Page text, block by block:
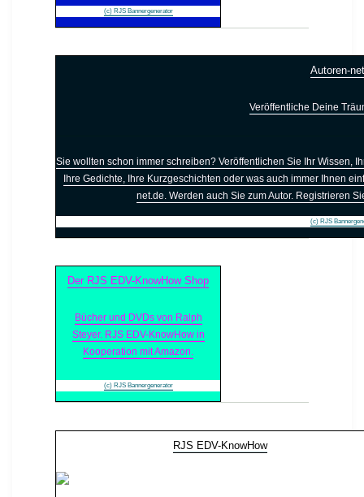
(c) RJS Bannergenerator
Autoren-
Veröffentliche Deine
Sie wollten schon immer schreiben? Veröffentlichen Sie Ihr Wissen,
Ihre Gedichte, Ihre Kurzgeschichten oder was auch immer Ihnen
net.de. Werden auch Sie zum Autor. Registrieren
(c) RJS
Der RJS EDV-KnowHow Shop
Bücher und DVDs von Ralph
Steyer. RJS EDV-KnowHow in
Kooperation mit Amazon.
(c) RJS Bannergenerator
RJS EDV-KnowHow